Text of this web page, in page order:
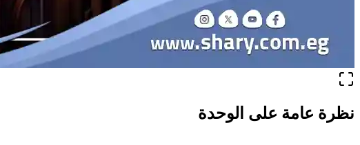
نظرة عامة على الوحدة